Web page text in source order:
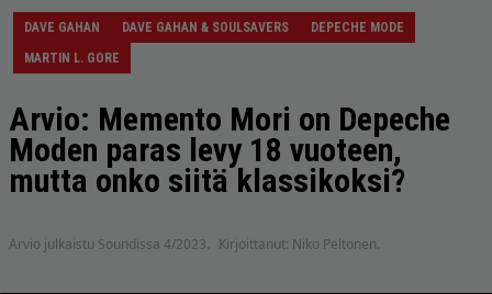
DAVE GAHAN DAVE GAHAN & SOULSAVERS
DEPECHE MODE
MARTIN L. GORE
Arvio: Memento Mori on Depeche
Moden paras levy 18 vuoteen,
mutta onko siitä klassikoksi?
Arvio julkaistu Soundissa 4/2023. Kirjoittanut: Niko Peltonen.